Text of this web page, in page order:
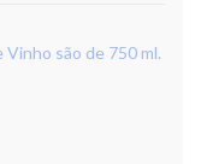
Vinho são de 750 ml.